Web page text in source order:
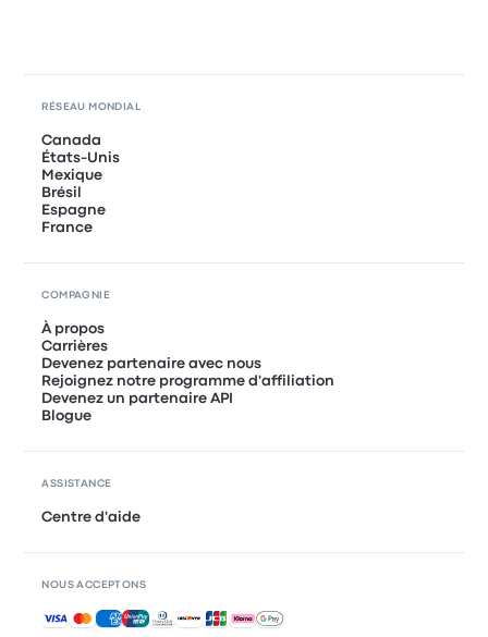
RÉSEAU MONDIAL
Canada
États-Unis
Mexique
Brésil
Espagne
France
COMPAGNIE
À propos
Carrières
Devenez partenaire avec nous
Rejoignez notre programme d'affiliation
Devenez un partenaire API
Blogue
ASSISTANCE
Centre d'aide
NOUS ACCEPTONS
Paiements acceptés